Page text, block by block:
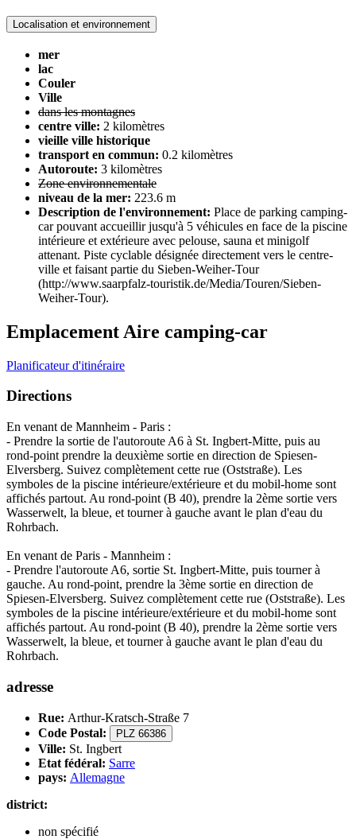
Localisation et environnement
mer
lac
Couler
Ville
dans les montagnes
centre ville: 2 kilomètres
vieille ville historique
transport en commun: 0.2 kilomètres
Autoroute: 3 kilomètres
Zone environnementale
niveau de la mer: 223.6 m
Description de l'environnement: Place de parking camping-
car pouvant accueillir jusqu'à 5 véhicules en face de la piscine
intérieure et extérieure avec pelouse, sauna et minigolf
attenant. Piste cyclable désignée directement vers le centre-
ville et faisant partie du Sieben-Weiher-Tour
(http://www.saarpfalz-touristik.de/Media/Touren/Sieben-
Weiher-Tour).
Emplacement Aire camping-car
Planificateur d'itinéraire
Directions
En venant de Mannheim - Paris :
- Prendre la sortie de l'autoroute A6 à St. Ingbert-Mitte, puis au
rond-point prendre la deuxième sortie en direction de Spiesen-
Elversberg. Suivez complètement cette rue (Oststraße). Les
symboles de la piscine intérieure/extérieure et du mobil-home sont
affichés partout. Au rond-point (B 40), prendre la 2ème sortie vers
Wasserwelt, la bleue, et tourner à gauche avant le plan d'eau du
Rohrbach.
En venant de Paris - Mannheim :
- Prendre l'autoroute A6, sortie St. Ingbert-Mitte, puis tourner à
gauche. Au rond-point, prendre la 3ème sortie en direction de
Spiesen-Elversberg. Suivez complètement cette rue (Oststraße). Les
symboles de la piscine intérieure/extérieure et du mobil-home sont
affichés partout. Au rond-point (B 40), prendre la 2ème sortie vers
Wasserwelt, la bleue, et tourner à gauche avant le plan d'eau du
Rohrbach.
adresse
Rue: Arthur-Kratsch-Straße 7
Code Postal:
PLZ 66386
Ville: St. Ingbert
Etat fédéral: Sarre
pays: Allemagne
district:
non spécifié